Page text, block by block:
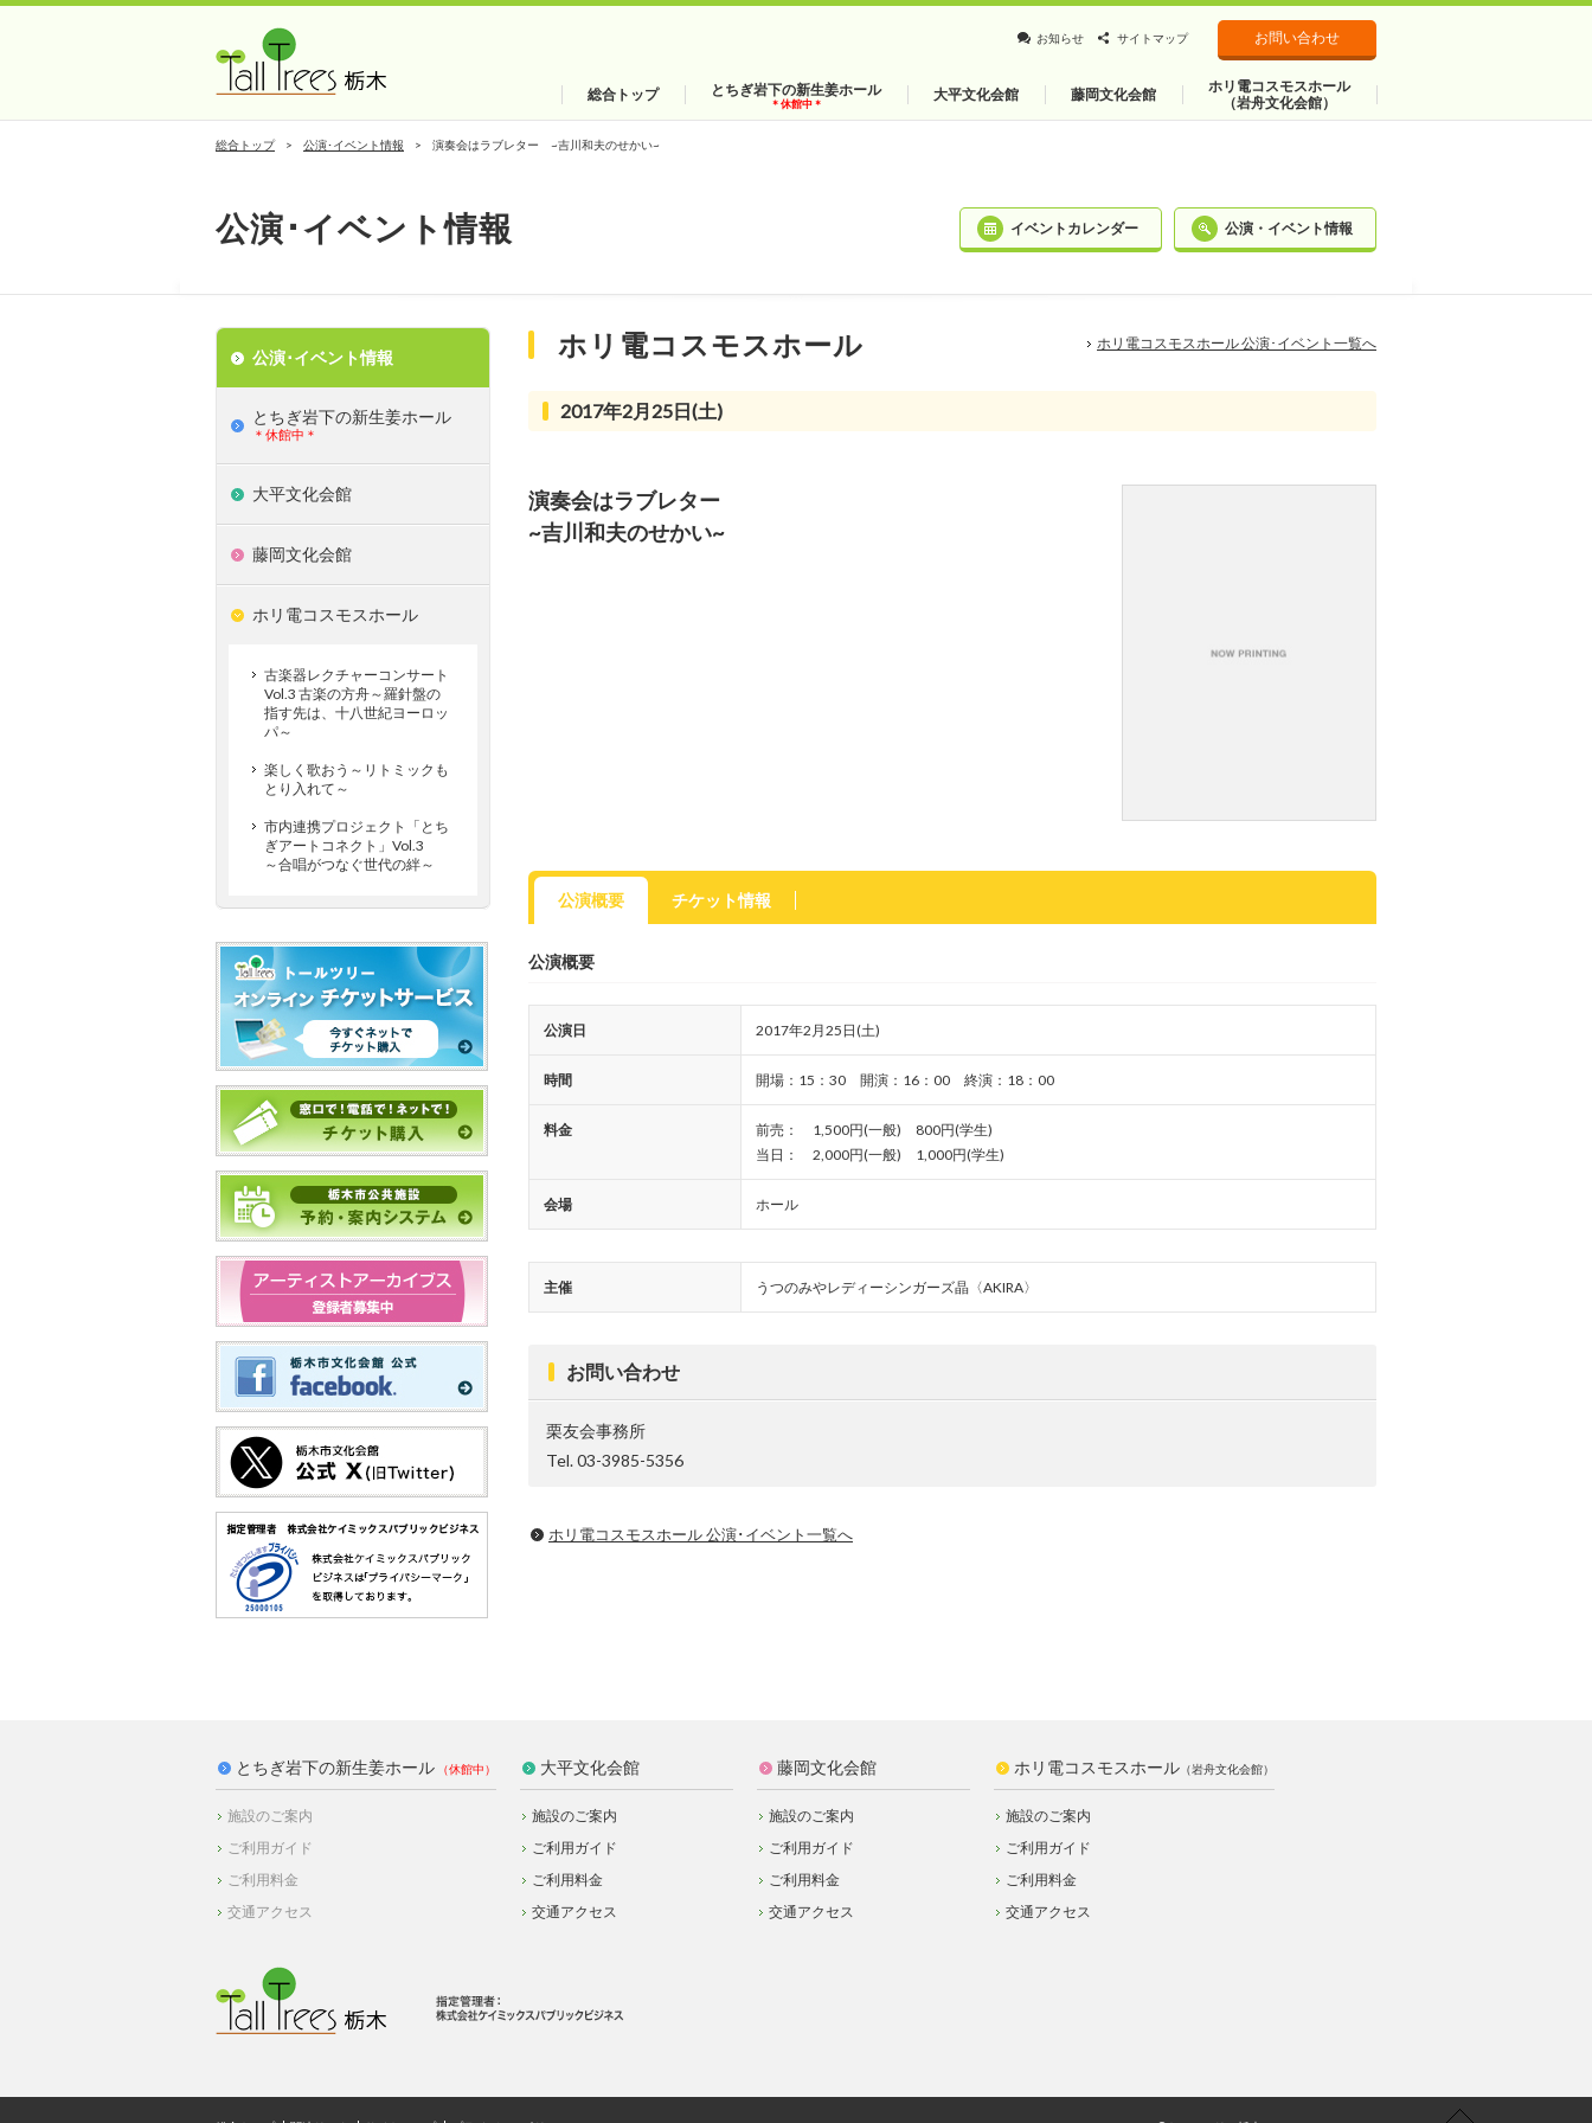
総合トップ とちぎ岩下の新生姜ホール
＊休館中＊ 大平文化会館 藤岡文化会館
ホリ電コスモスホール
（岩舟文化会館）
お知らせ サイトマップ お問い合わせ
総合トップ 公演･イベント情報 演奏会はラブレター ~吉川和夫のせかい~
公演･イベント情報 イベントカレンダー 公演・イベント情報
ホリ電コスモスホール ホリ電コスモスホール 公演･イベント一覧へ
2017年2月25日(土)
演奏会はラブレター
~吉川和夫のせかい~
公演概要 チケット情報
公演概要
公演日 2017年2月25日(土)
時間 開場：15：30 開演：16：00 終演：18：00
料金
前売： 1,500円(一般) 800円(学生)
当日： 2,000円(一般) 1,000円(学生)
会場 ホール
主催 うつのみやレディーシンガーズ晶〈AKIRA〉
お問い合わせ
栗友会事務所
Tel. 03-3985-5356
ホリ電コスモスホール 公演･イベント一覧へ
公演･イベント情報
とちぎ岩下の新⽣姜ホール
＊休館中＊
大平文化会館
藤岡文化会館
ホリ電コスモスホール
古楽器レクチャーコンサート
Vol.3 古楽の方舟～羅針盤の
指す先は、十八世紀ヨーロッ
パ～
楽しく歌おう～リトミックも
とり入れて～
市内連携プロジェクト「とち
ぎアートコネクト」Vol.3
～合唱がつなぐ世代の絆～
とちぎ岩下の新生姜ホール
施設のご案内
ご利用ガイド
ご利用料金
交通アクセス
大平文化会館
施設のご案内
ご利用ガイド
ご利用料金
交通アクセス
藤岡文化会館
施設のご案内
ご利用ガイド
ご利用料金
交通アクセス
ホリ電コスモスホール （岩舟文化会館）
施設のご案内
ご利用ガイド
ご利用料金
交通アクセス